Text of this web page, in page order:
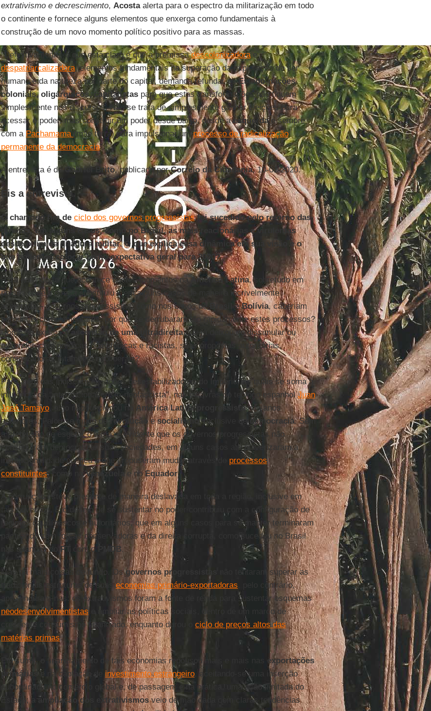
extrativismo e decrescimento, Acostaalerta para o espectro da militarização em todo
o continente e fornece alguns elementos que enxerga como fundamentais à
construção de um novo momento político positivo para as massas.
“Definitivamente, o que está claro é que a premissadescolonizadorae
despatriarcalizadora, elementos fundamentais na superação da exploração do ser
humano e da natureza por parte do capital, demanda refundar osEstado-nações
coloniais, oligárquicos, capitalistaspara que estas transformações não fiquem
simplesmente nos discursos. Não se trata de simplesmente ganhar eleições para
acessar o poder, mas construir um poder desde baixo, desde aesquerdae sempre
com a Pachamama(mãe terra) para impulsionar umprocesso de radicalização
permanente da democracia”.
A entrevista é de Gabriel Brito, publicada porCorreio da Cidadania, 10-01-2020.
Eis a entrevista.
O chamado fim de ciclo dos governos progressistasfoi sucedido pelo retorno das
direitas, em alguns casos, como no Brasil, as mais reacionárias e virulentas
desde o fim da ditadura militar. O que explica essa dinâmica em sua visão e o
que podemos colocar como expectativa geral para 2020?
Para entender o que acontece nestes momentos na América Latina, sobretudo em
países onde a direita substituiu – em alguns casos de maneira incrivelmente
acelerada – governos progressistas, como nos casos de
Brasil eBolívia, caberiam
perguntas complementares: por que se derrubaram tão rapidamente estes processos?
Como se explica aascensão de uma ultradireitaque já deixou de dissimular ou
esconder, com prédicas homofóbicas e racistas, suas propostas autoritárias,
conservadoras e também neoliberais?
Para além das indiscutíveis ações desestabilizadoras do Império, as quais se soma a
influência da “internacional cristo-neofascista”, nas palavras do teólogo espanholJuan
José Tamayo, algo não funcionou na América Latina progressistanos anos
anteriores. Falou-se muito de
revoluçãoesocialismo, inclusive de democracia. Sem
a pretensão de esgotar o tema, é evidente que os governos progressistas não
conseguiram democratizar suas sociedades, em alguns casos até pulverizaram a
institucionalidade política a que propuseram mudar através de processos
constituintes, como naVenezuela e noEquador.
A corrupção esteve presente de maneira deslavada em toda a região, inclusive em
tais governos. E o desejo de se sustentar no poder contribuiu com a configuração de
regimes caudilhescos e autoritários, que em alguns casos para se manter terminaram
pactuando com forças conservadoras e da direita corrupta, como sucedeu no Brasil
nas alianças do PT com o PMDB.
Mas há mais coisas de fundo. Osgovernos progressistas
não tentaram superar as
tradicionais estruturas de suas economias primário-exportadoras , pelo contrário,
aprofundaram-nas: os extrativismos foram a fonte de renda para sustentar esquemas
neodesenvolvimentistas e ampliar as políticas sociais, dentro de um marco de
crescente consumismo financiado, enquanto durou o ciclo de preços altos das
matérias primas.
Em suma, o financiamento de tais economias repousou mais e mais nas
exportações
primárias e na captação de investimento estrangeiro, aceitando-se uma inserção
subordinada no comércio global e, de passagem e na prática, uma ação limitada do
Estado; a
ampliação dos extrativismosveio de mão dada com claras tendências